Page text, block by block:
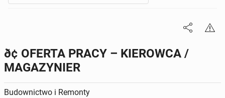
ð¢ OFERTA PRACY – KIEROWCA /
MAGAZYNIER
Budownictwo i Remonty